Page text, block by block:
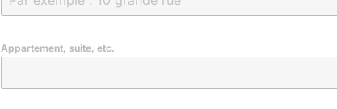
Appartement, suite, etc.